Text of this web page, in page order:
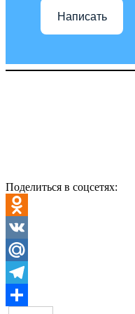
Написать
Поделиться в соцсетях:
Odnoklassniki
VK
Mail.Ru
Telegram